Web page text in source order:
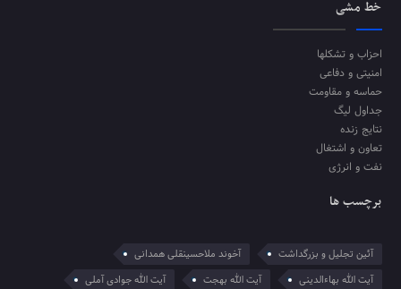
خط مشی
احزاب و تشکلها
امنیتی و دفاعی
حماسه و مقاومت
جداول لیگ
نتایج زنده
تعاون و اشتغال
نفت و انرژی
برچسب ها
آئین تجلیل و بزرگداشت
آخوند ملاحسینقلی همدانی
آیت الله بهاءالدینی
آیت الله بهجت
آیت الله جوادی آملی